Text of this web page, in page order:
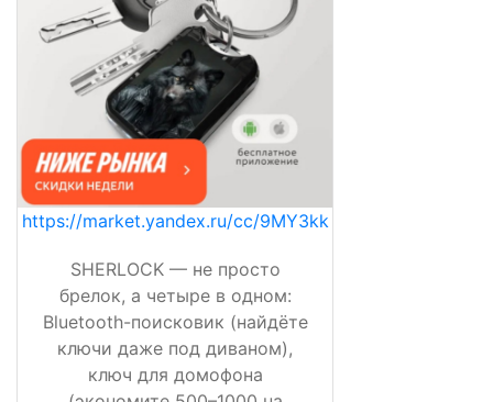
https://market.yandex.ru/cc/9MY3kk
SHERLOCK — не просто
брелок, а четыре в одном:
Bluetooth-поисковик (найдёте
ключи даже под диваном),
ключ для домофона